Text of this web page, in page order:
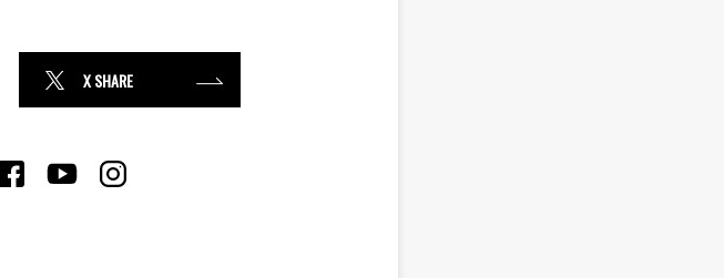
X SHARE